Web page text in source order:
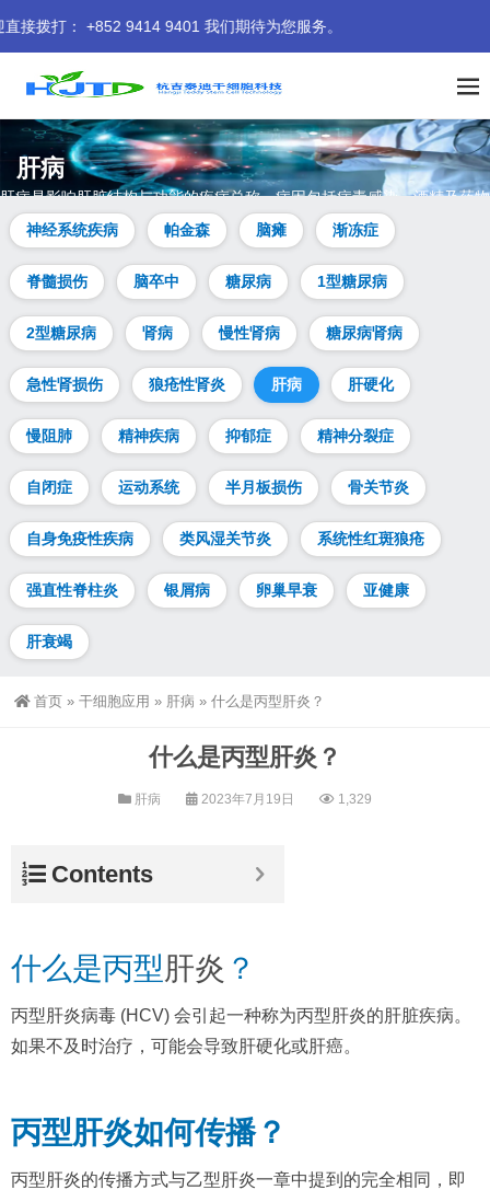
拨打： +852 9414 9401 我们期待为您服务。
肝病
肝病是影响肝脏结构与功能的疾病总称，病因包括病毒感染、酒精及药物
等。治疗需依病因及病情而定，涵盖药物、生活方式调整及肝移植等。本
页解析肝病症状、病因、类型等常见问题，并提供干细胞治疗肝病的热点
答疑。
神经系统疾病 帕金森 脑瘫 渐冻症
脊髓损伤 脑卒中 糖尿病 1型糖尿病
2型糖尿病 肾病 慢性肾病 糖尿病肾病
急性肾损伤 狼疮性肾炎 肝病 肝硬化
慢阻肺 精神疾病 抑郁症 精神分裂症
自闭症 运动系统 半月板损伤 骨关节炎
自身免疫性疾病 类风湿关节炎 系统性红斑狼疮
强直性脊柱炎 银屑病 卵巢早衰 亚健康
肝衰竭
首页 » 干细胞应用 » 肝病 » 什么是丙型肝炎？
什么是丙型肝炎？
肝病 2023年7月19日 1,329
Contents
什么是丙型肝炎 ？
丙型肝炎病毒 (HCV) 会引起一种称为丙型肝炎的肝脏疾病。
如果不及时治疗，可能会导致肝硬化或肝癌。
丙型肝炎如何传播？
丙型肝炎的传播方式与乙型肝炎一章中提到的完全相同，即